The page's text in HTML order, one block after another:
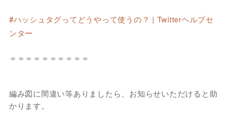
#ハッシュタグってどうやって使うの？ | Twitterヘルプセ
ンター
＝＝＝＝＝＝＝＝＝＝
編み図に間違い等ありましたら、お知らせいただけると助
かります。